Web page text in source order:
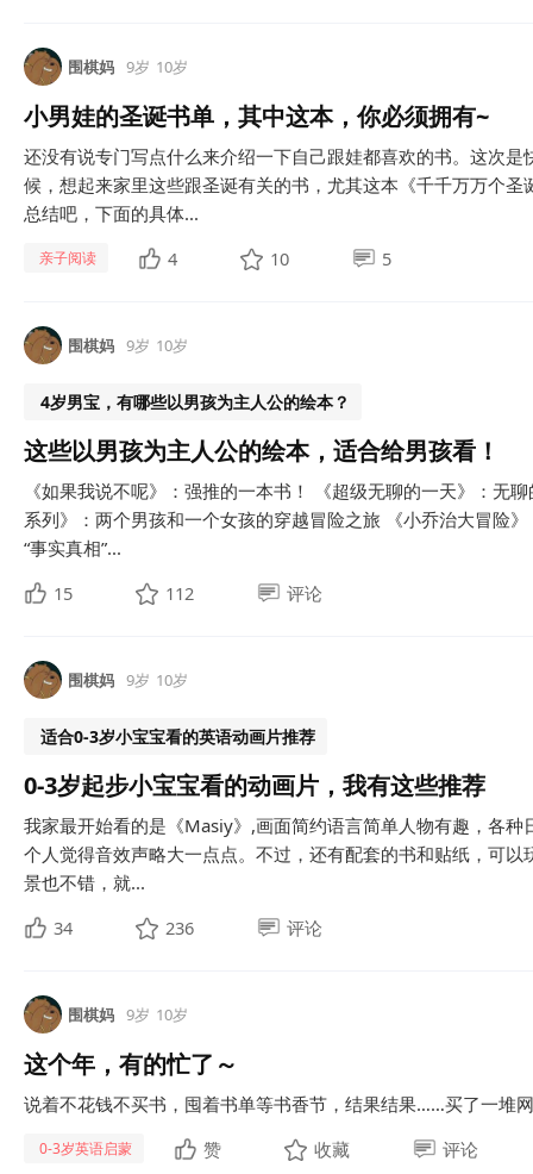
围棋妈 9岁 10岁
小男娃的圣诞书单，其中这本，你必须拥有~
还没有说专门写点什么来介绍一下自己跟娃都喜欢的书。这次
候，想起来家里这些跟圣诞有关的书，尤其这本《千千万万个
总结吧，下面的具体...
亲子阅读 4 10 5
围棋妈 9岁 10岁
4岁男宝，有哪些以男孩为主人公的绘本？
这些以男孩为主人公的绘本，适合给男孩看！
《如果我说不呢》：强推的一本书！ 《超级无聊的一天》：无
系列》：两个男孩和一个女孩的穿越冒险之旅 《小乔治大冒险
“事实真相”...
15
112 评论
围棋妈 9岁 10岁
适合0-3岁小宝宝看的英语动画片推荐
0-3岁起步小宝宝看的动画片，我有这些推荐
我家最开始看的是《Masiy》,画面简约语言简单人物有趣，各
个人觉得音效声略大一点点。不过，还有配套的书和贴纸，可
景也不错，就...
34
236 评论
围棋妈 9岁 10岁
这个年，有的忙了～
说着不花钱不买书，囤着书单等书香节，结果结果……买了一堆
0-3岁英语启蒙 赞 收藏 评论